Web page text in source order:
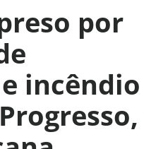
por
incêndio